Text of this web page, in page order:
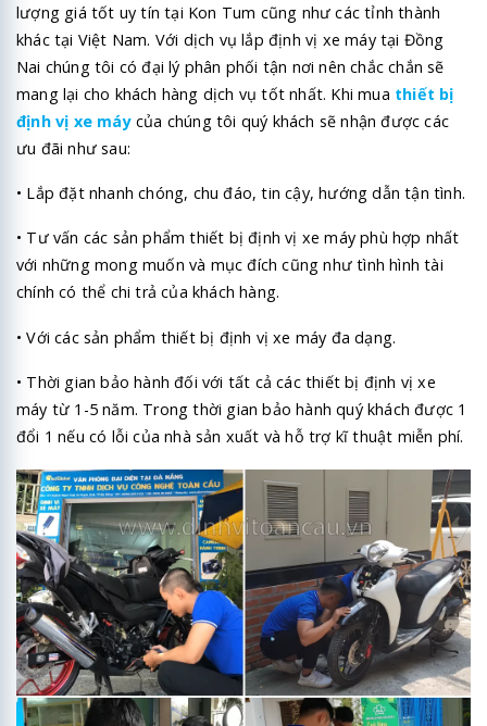
lượng giá tốt uy tín tại Kon Tum cũng như các tỉnh thành
khác tại Việt Nam. Với dịch vụ lắp định vị xe máy tại Đồng
Nai chúng tôi có đại lý phân phối tận nơi nên chắc chắn sẽ
mang lại cho khách hàng dịch vụ tốt nhất. Khi mua thiết bị
định vị xe máycủa chúng tôi quý khách sẽ nhận được các
ưu đãi như sau:
• Lắp đặt nhanh chóng, chu đáo, tin cậy, hướng dẫn tận tình.
• Tư vấn các sản phẩm thiết bị định vị xe máy phù hợp nhất
với những mong muốn và mục đích cũng như tình hình tài
chính có thể chi trả của khách hàng.
• Với các sản phẩm thiết bị định vị xe máy đa dạng.
• Thời gian bảo hành đối với tất cả các thiết bị định vị xe
máy từ 1-5 năm. Trong thời gian bảo hành quý khách được 1
đổi 1 nếu có lỗi của nhà sản xuất và hỗ trợ kĩ thuật miễn phí.